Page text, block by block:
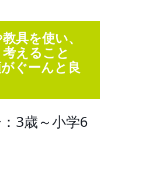
具を使い、
えること
ぐーんと良
3歳～小学6